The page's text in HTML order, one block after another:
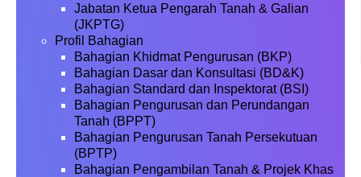
Jabatan Ketua Pengarah Tanah & Galian
(JKPTG)
Profil Bahagian
Bahagian Khidmat Pengurusan (BKP)
Bahagian Dasar dan Konsultasi (BD&K)
Bahagian Standard dan Inspektorat (BSI)
Bahagian Pengurusan dan Perundangan
Tanah (BPPT)
Bahagian Pengurusan Tanah Persekutuan
(BPTP)
Bahagian Pengambilan Tanah & Projek Khas